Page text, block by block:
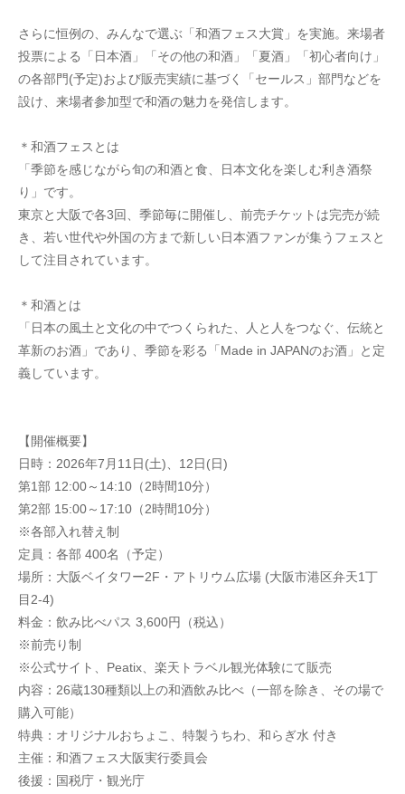
さらに恒例の、みんなで選ぶ「和酒フェス大賞」を実施。来場者
投票による「日本酒」「その他の和酒」「夏酒」「初心者向け」
の各部門(予定)および販売実績に基づく「セールス」部門などを
設け、来場者参加型で和酒の魅力を発信します。
＊和酒フェスとは
「季節を感じながら旬の和酒と食、日本文化を楽しむ利き酒祭
り」です。
東京と大阪で各3回、季節毎に開催し、前売チケットは完売が続
き、若い世代や外国の方まで新しい日本酒ファンが集うフェスと
して注目されています。
＊和酒とは
「日本の風土と文化の中でつくられた、人と人をつなぐ、伝統と
革新のお酒」であり、季節を彩る「Made in JAPANのお酒」と定
義しています。
【開催概要】
日時：2026年7月11日(土)、12日(日)
第1部 12:00～14:10（2時間10分）
第2部 15:00～17:10（2時間10分）
※各部入れ替え制
定員：各部 400名（予定）
場所：大阪ベイタワー2F・アトリウム広場 (大阪市港区弁天1丁
目2-4)
料金：飲み比べパス 3,600円（税込）
※前売り制
※公式サイト、Peatix、楽天トラベル観光体験にて販売
内容：26蔵130種類以上の和酒飲み比べ（一部を除き、その場で
購入可能）
特典：オリジナルおちょこ、特製うちわ、和らぎ水 付き
主催：和酒フェス大阪実行委員会
後援：国税庁・観光庁